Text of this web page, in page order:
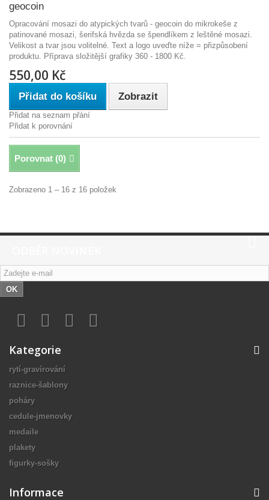
geocoin
Opracování mosazi do atypických tvarů - geocoin do mikrokeše z
patinované mosazi, šerifská hvězda se špendlíkem z leštěné mosazi.
Velikost a tvar jsou volitelné. Text a logo uveďte níže = přizpůsobení
produktu. Příprava složitější grafiky 360 - 1800 Kč.
550,00 Kč
Přidat do košíku Zobrazit
Přidat na seznam přání
Přidat k porovnání
Porovnat (0)
Zobrazeno 1 – 16 z 16 položek
OK
Kategorie
rytí-gravírování
raznice-šablony
poháry
cedule-jmenovky
medaile
plakety
figurky-sošky
Informace